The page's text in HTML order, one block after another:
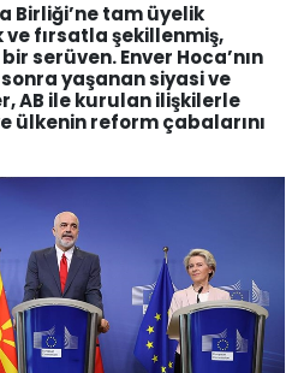
Birliği’ne tam üyelik
fırsatla şekillenmiş,
serüven. Enver Hoca’nın
yaşanan siyasi ve
AB ile kurulan ilişkilerle
ülkenin reform çabalarını